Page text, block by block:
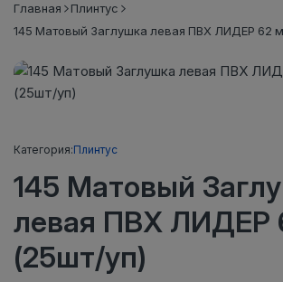
Главная
Плинтус
145 Матовый Заглушка левая ПВХ ЛИДЕР 62
Категория:Плинтус
145 Матовый
левая ПВХ ЛИДЕР
(25шт/уп)